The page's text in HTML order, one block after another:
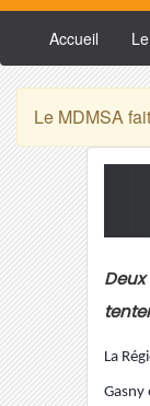
Accueil
Le MDMSA
La
Gasny